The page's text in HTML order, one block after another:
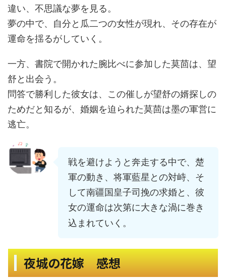
違い、不思議な夢を見る。
夢の中で、自分と瓜二つの女性が現れ、その存在が
運命を揺るがしていく。
一方、書院で開かれた腕比べに参加した莫茴は、望
舒と出会う。
問答で勝利した彼女は、この催しが望舒の婿探しの
ためだと知るが、婚姻を迫られた莫茴は墨の軍営に
逃亡。
戦を避けようと奔走する中で、楚
軍の動き、将軍藍星との対峙、そ
して南疆国皇子司挽の求婚と、彼
女の運命は次第に大きな渦に巻き
込まれていく。
夜城の花嫁 感想